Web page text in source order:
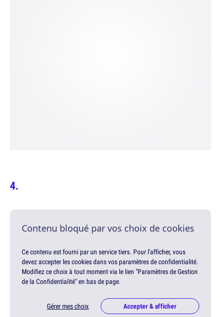
Contenu bloqué par vos choix de cookies
Ce contenu est fourni par un service tiers. Pour l'afficher, vous
devez accepter les cookies dans vos paramètres de confidentialité.
Modifiez ce choix à tout moment via le lien "Paramètres de Gestion
de la Confidentialité" en bas de page.
Gérer mes choix Accepter & afficher